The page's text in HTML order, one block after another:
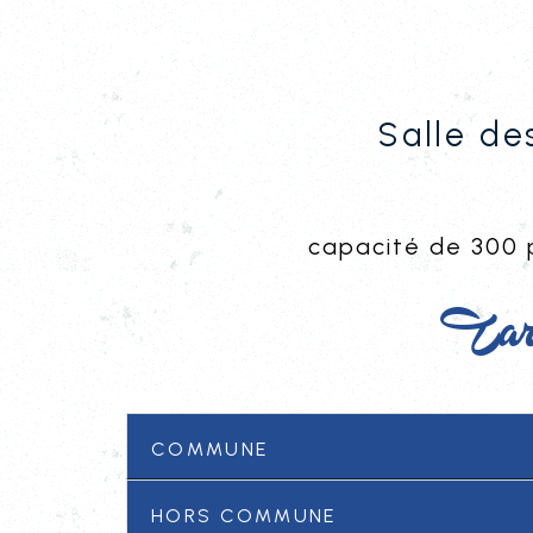
Salle
capacité de 300
Commune
Location - Tarifs
Hors commune